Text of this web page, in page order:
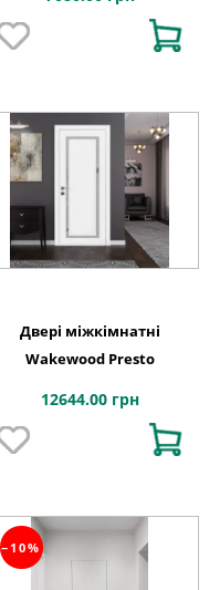
Двері міжкімнатні
Wakewood Presto
12644.00 грн
−10%